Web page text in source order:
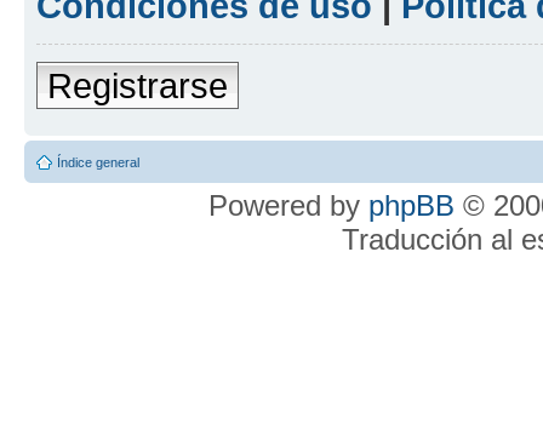
Registrarse
Índice general
Powered by phpBB ©
Traducción al